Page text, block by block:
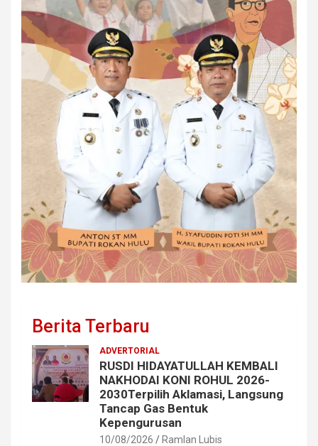
Berita Terbaru
ADVERTORIAL
RUSDI HIDAYATULLAH KEMBALI
NAKHODAI KONI ROHUL 2026-
2030Terpilih Aklamasi, Langsung
Tancap Gas Bentuk
Kepengurusan
10/08/2026 Ramlan Lubis